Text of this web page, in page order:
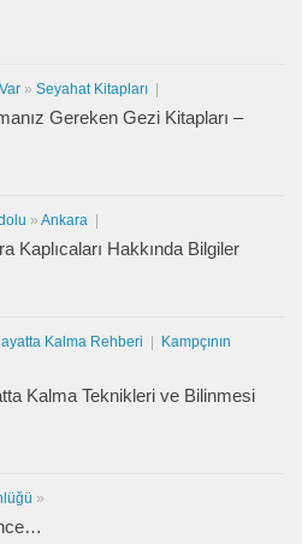
» Seyahat Kitapları
Gereken Gezi Kitapları –
» Ankara
Kaplıcaları Hakkında Bilgiler
Kalma Rehberi
Kampçının
Kalma Teknikleri ve Bilinmesi
»